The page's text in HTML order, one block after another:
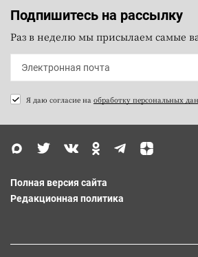
Подпишитесь на рассылку
Раз в неделю мы присылаем самые
Я даю согласие на обработку персональных
Полная версия сайта
Редакционная политика